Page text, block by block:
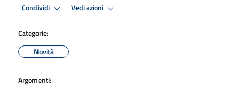
Condividi Vedi azioni
Categorie:
Novità
Argomenti: